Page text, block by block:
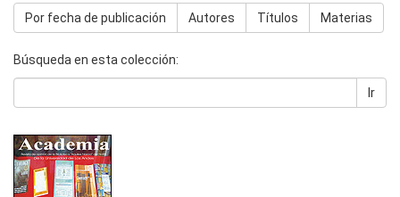
Por fecha de publicación Autores Títulos Materias
Búsqueda en esta colección:
Ir